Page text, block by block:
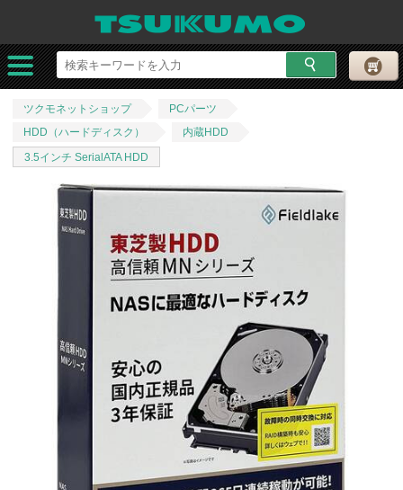
ツクモネットショップ
PCパーツ
HDD（ハードディスク）
内蔵HDD
3.5インチ SerialATA HDD